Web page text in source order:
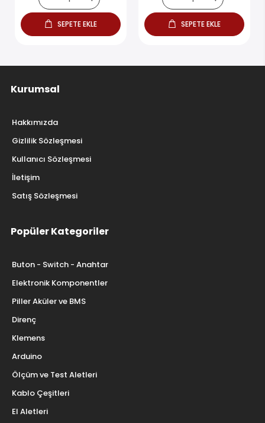
SEPETE EKLE SEPETE EKLE
Kurumsal
Hakkımızda
Gizlilik Sözleşmesi
Kullanıcı Sözleşmesi
İletişim
Satış Sözleşmesi
Popüler Kategoriler
Buton - Switch - Anahtar
Elektronik Komponentler
Piller Aküler ve BMS
Direnç
Klemens
Arduino
Ölçüm ve Test Aletleri
Kablo Çeşitleri
El Aletleri